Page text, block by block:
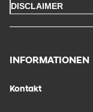
DISCLAIMER
INFORMATIONEN
Kontakt